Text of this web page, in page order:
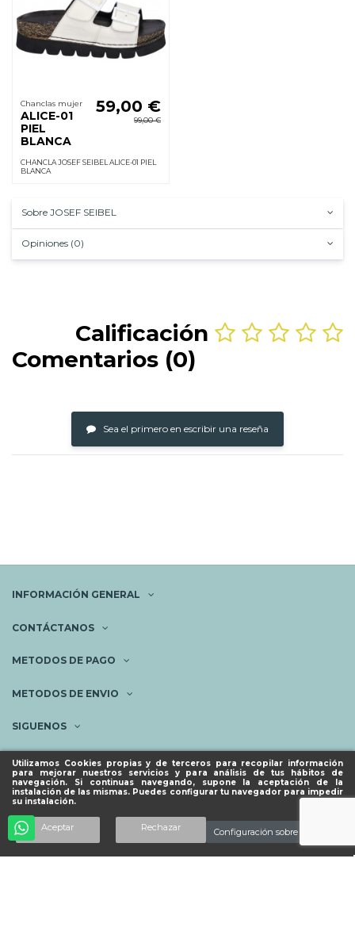
Utilizamos Cookies propias y de terceros para recopilar información
para mejorar nuestros servicios y para análisis de tus hábitos de
navegación. Si continuas navegando, supone la aceptación de la
instalación de las mismas. Puedes configurar tu navegador para impedir
su instalación.
Aceptar Rechazar Configuración sobre cookies
Añadir al carrito
Chanclas mujer
ALICE-01
PIEL
BLANCA
59,00 €
99,00 €
CHANCLA JOSEF SEIBEL ALICE-01 PIEL
BLANCA
Sobre JOSEF SEIBEL
Opiniones (0)
Calificación
Comentarios (0)
Sea el primero en escribir una reseña
INFORMACIÓN GENERAL
CONTÁCTANOS
METODOS DE PAGO
METODOS DE ENVIO
SIGUENOS
NEWSLETTER